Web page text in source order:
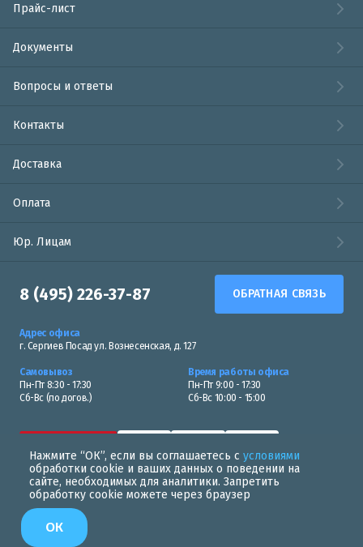
Нажмите “ОК”, если вы соглашаетесь с условиями
обработки cookie и ваших данных о поведении на
сайте, необходимых для аналитики. Запретить
обработку cookie можете через браузер
ОК
Прайс-лист
Документы
Вопросы и ответы
Контакты
Доставка
Оплата
Юр. Лицам
8 (495) 226-37-87 ОБРАТНАЯ СВЯЗЬ
Адрес офиса
г. Сергиев Посад ул. Вознесенская, д. 127
Самовывоз
Пн-Пт 8:30 - 17:30
Сб-Вс (по догов.)
Время работы офиса
Пн-Пт 9:00 - 17:30
Сб-Вс 10:00 - 15:00
Политика в области обработки персональных данных